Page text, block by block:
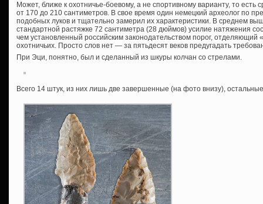
Может, ближе к охотничье-боевому, а не спортивному варианту, то есть
от 170 до 210 сантиметров. В свое время один немецкий археолог по
подобных луков и тщательно замерил их характеристики. В среднем
стандартной растяжке 72 сантиметра (28 дюймов) усилие натяжения
чем установленный российским законодательством порог,
охотничьих. Просто слов нет — за пятьдесят веков предугадать
При Эци, понятно, был и сделанный из шкуры колчан со стрелами.
Всего 14 штук, из них лишь две завершенные (на фото внизу), остальные